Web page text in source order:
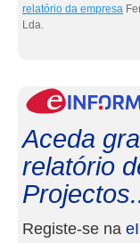
relatório da empresa
Lda.
Aceda
relatório
Registe-se na